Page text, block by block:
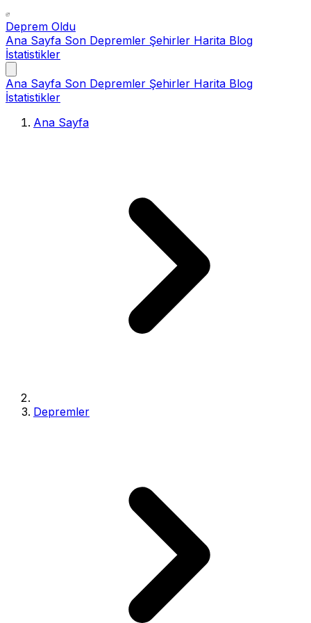
Deprem Oldu
Ana Sayfa Son Depremler Şehirler Harita Blog
İstatistikler
Ana Sayfa Son Depremler Şehirler Harita Blog
İstatistikler
Ana Sayfa
Depremler